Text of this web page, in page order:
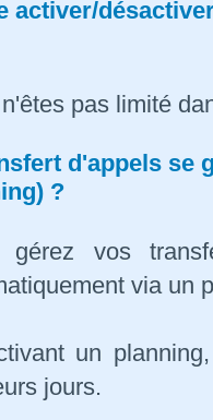
activer/
pas limité
d'appels se
?
gérez vos
via un
un
jours.